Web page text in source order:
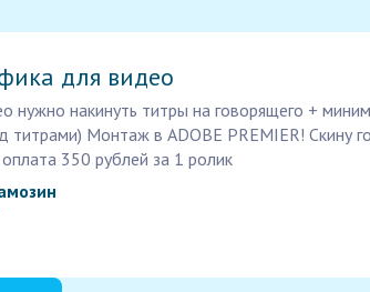
для видео
нужно накинуть титры на говорящего +
титрами) Монтаж в ADOBE PREMIER! Скину
350 рублей за 1 ролик